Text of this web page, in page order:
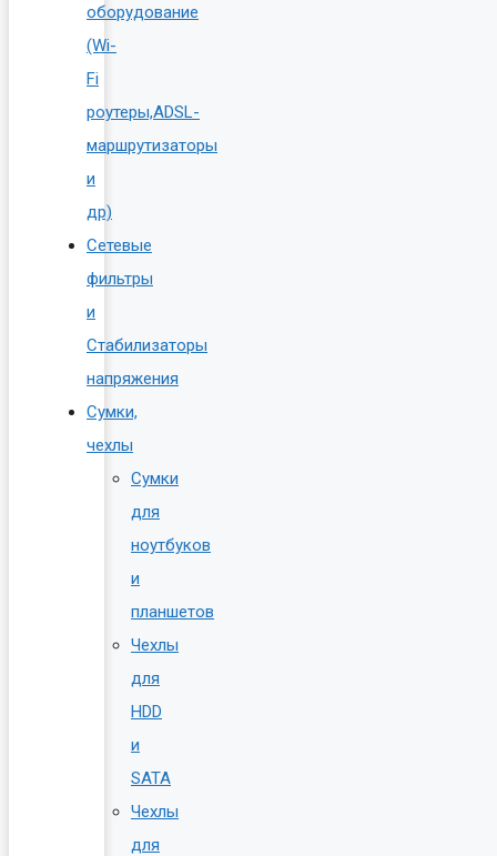
оборудование
(Wi-
Fi
роутеры,ADSL-
маршрутизаторы
и
др)
Сетевые
фильтры
и
Стабилизаторы
напряжения
Сумки,
чехлы
Сумки
для
ноутбуков
и
планшетов
Чехлы
для
HDD
и
SATA
Чехлы
для